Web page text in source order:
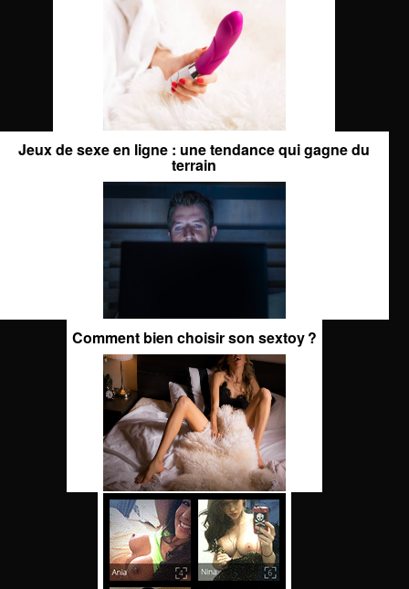
Jeux de sexe en ligne : une tendance qui gagne du
terrain
Comment bien choisir son sextoy ?